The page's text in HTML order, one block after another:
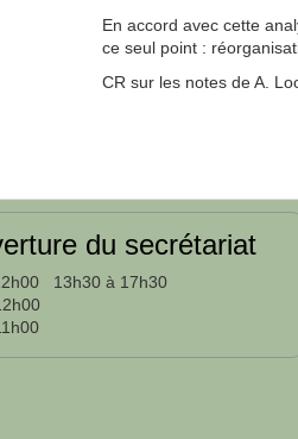
En accord avec cette
ce seul point :
CR sur les notes de A.
du secrétariat
13h30 à 17h30